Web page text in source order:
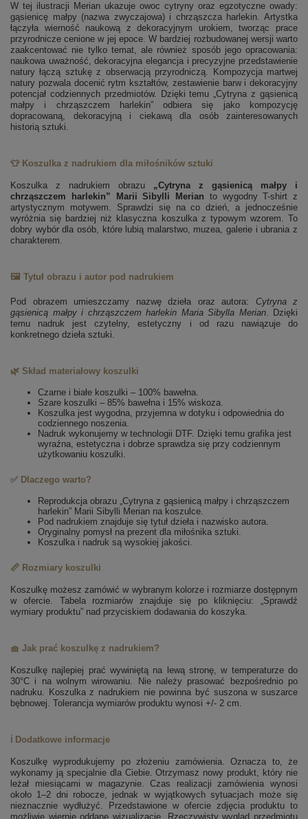
W tej ilustracji Merian ukazuje owoc cytryny oraz egzotyczne owady:
gąsienicę małpy (nazwa zwyczajowa) i chrząszcza harlekin. Artystka
łączyła wierność naukową z dekoracyjnym urokiem, tworząc prace
przyrodnicze cenione w jej epoce. W bardziej rozbudowanej wersji warto
zaakcentować nie tylko temat, ale również sposób jego opracowania:
naukowa uważność, dekoracyjna elegancja i precyzyjne przedstawienie
natury łączą sztukę z obserwacją przyrodniczą. Kompozycja martwej
natury pozwala docenić rytm kształtów, zestawienie barw i dekoracyjny
potencjał codziennych przedmiotów. Dzięki temu „Cytryna z gąsienicą
małpy i chrząszczem harlekin” odbiera się jako kompozycję
dopracowaną, dekoracyjną i ciekawą dla osób zainteresowanych
historią sztuki.
👕 Koszulka z nadrukiem dla miłośników sztuki
Koszulka z nadrukiem obrazu „Cytryna z gąsienicą małpy i
chrząszczem harlekin” Marii Sibylli Merian to wygodny T-shirt z
artystycznym motywem. Sprawdzi się na co dzień, a jednocześnie
wyróżnia się bardziej niż klasyczna koszulka z typowym wzorem. To
dobry wybór dla osób, które lubią malarstwo, muzea, galerie i ubrania z
charakterem.
🖼️ Tytuł obrazu i autor pod nadrukiem
Pod obrazem umieszczamy nazwę dzieła oraz autora: Cytryna z
gąsienicą małpy i chrząszczem harlekin Maria Sibylla Merian. Dzięki
temu nadruk jest czytelny, estetyczny i od razu nawiązuje do
konkretnego dzieła sztuki.
🌿 Skład materiałowy koszulki
Czarne i białe koszulki – 100% bawełna.
Szare koszulki – 85% bawełna i 15% wiskoza.
Koszulka jest wygodna, przyjemna w dotyku i odpowiednia do
codziennego noszenia.
Nadruk wykonujemy w technologii DTF. Dzięki temu grafika jest
wyraźna, estetyczna i dobrze sprawdza się przy codziennym
użytkowaniu koszulki.
✅ Dlaczego warto?
Reprodukcja obrazu „Cytryna z gąsienicą małpy i chrząszczem
harlekin” Marii Sibylli Merian na koszulce.
Pod nadrukiem znajduje się tytuł dzieła i nazwisko autora.
Oryginalny pomysł na prezent dla miłośnika sztuki.
Koszulka i nadruk są wysokiej jakości.
📏 Rozmiary koszulki
Koszulkę możesz zamówić w wybranym kolorze i rozmiarze dostępnym
w ofercie. Tabela rozmiarów znajduje się po kliknięciu: „Sprawdź
wymiary produktu” nad przyciskiem dodawania do koszyka.
🧺 Jak prać koszulkę z nadrukiem?
Koszulkę najlepiej prać wywiniętą na lewą stronę, w temperaturze do
30°C i na wolnym wirowaniu. Nie należy prasować bezpośrednio po
nadruku. Koszulka z nadrukiem nie powinna być suszona w suszarce
bębnowej. Tolerancja wymiarów produktu wynosi +/- 2 cm.
ℹ️ Dodatkowe informacje
Koszulkę wyprodukujemy po złożeniu zamówienia. Oznacza to, że
wykonamy ją specjalnie dla Ciebie. Otrzymasz nowy produkt, który nie
leżał miesiącami w magazynie. Czas realizacji zamówienia wynosi
około 1–2 dni robocze, jednak w wyjątkowych sytuacjach może się
nieznacznie wydłużyć. Przedstawione w ofercie zdjęcia produktu to
możliwie wiernie oddane wizualizacje. Rzeczywisty wygląd przedmiotu